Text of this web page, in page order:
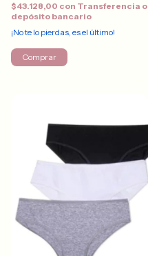
$43.128,00 con Transferencia o
depósito bancario
¡No te lo pierdas, es el último!
Comprar